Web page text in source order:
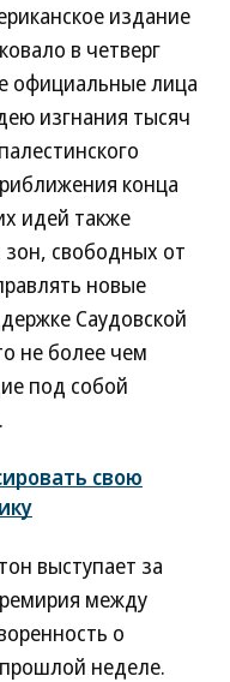
издание
в четверг
официальные лица
изгнания тысяч
конца
идей также
зон, свободных от
новые
Саудовской
не более чем
под собой
свою
выступает за
между
о
неделе.